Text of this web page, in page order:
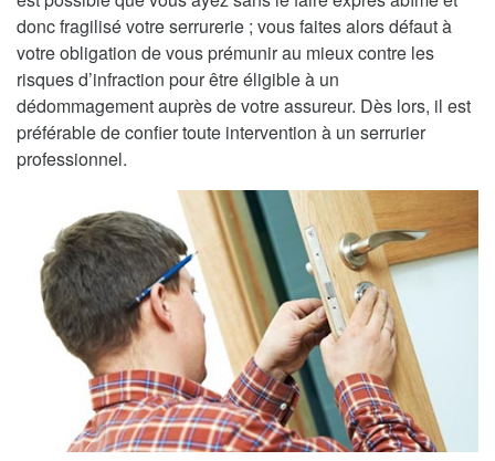
donc fragilisé votre serrurerie ; vous faites alors défaut à
votre obligation de vous prémunir au mieux contre les
risques d’infraction pour être éligible à un
dédommagement auprès de votre assureur. Dès lors, il est
préférable de confier toute intervention à un serrurier
professionnel.